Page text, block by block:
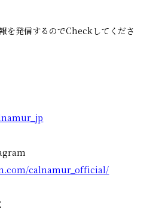
を発信するのでCheckしてくださ
calnamur_official/